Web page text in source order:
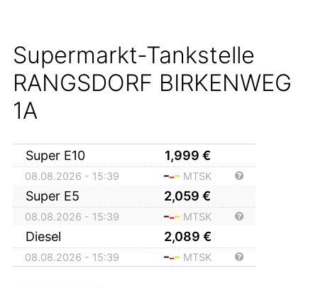
Supermarkt-Tankstelle
RANGSDORF BIRKENWEG
1A
Super E10 1,999 €
08.08.2026 - 15:39 MTSK
Super E5 2,059 €
08.08.2026 - 15:39 MTSK
Diesel 2,089 €
08.08.2026 - 15:39 MTSK